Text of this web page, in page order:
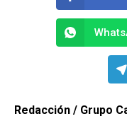
Redacción / Grupo